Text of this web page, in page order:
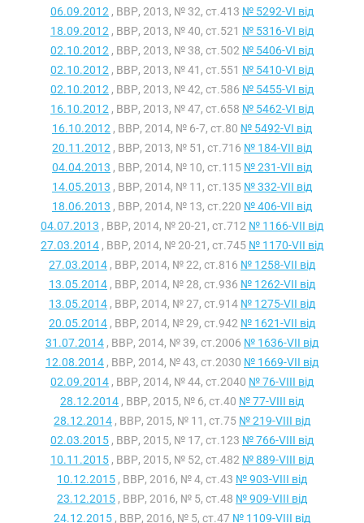
06.09.2012 , ВВР, 2013, № 32, ст.413 № 5292-VI від
18.09.2012 , ВВР, 2013, № 40, ст.521 № 5316-VI від
02.10.2012 , ВВР, 2013, № 38, ст.502 № 5406-VI від
02.10.2012 , ВВР, 2013, № 41, ст.551 № 5410-VI від
02.10.2012 , ВВР, 2013, № 42, ст.586 № 5455-VI від
16.10.2012 , ВВР, 2013, № 47, ст.658 № 5462-VI від
16.10.2012 , ВВР, 2014, № 6-7, ст.80 № 5492-VI від
20.11.2012 , ВВР, 2013, № 51, ст.716 № 184-VII від
04.04.2013 , ВВР, 2014, № 10, ст.115 № 231-VII від
14.05.2013 , ВВР, 2014, № 11, ст.135 № 332-VII від
18.06.2013 , ВВР, 2014, № 13, ст.220 № 406-VII від
04.07.2013 , ВВР, 2014, № 20-21, ст.712 № 1166-VII від
27.03.2014 , ВВР, 2014, № 20-21, ст.745 № 1170-VII від
27.03.2014 , ВВР, 2014, № 22, ст.816 № 1258-VII від
13.05.2014 , ВВР, 2014, № 28, ст.936 № 1262-VII від
13.05.2014 , ВВР, 2014, № 27, ст.914 № 1275-VII від
20.05.2014 , ВВР, 2014, № 29, ст.942 № 1621-VII від
31.07.2014 , ВВР, 2014, № 39, ст.2006 № 1636-VII від
12.08.2014 , ВВР, 2014, № 43, ст.2030 № 1669-VII від
02.09.2014 , ВВР, 2014, № 44, ст.2040 № 76-VIII від
28.12.2014 , ВВР, 2015, № 6, ст.40 № 77-VIII від
28.12.2014 , ВВР, 2015, № 11, ст.75 № 219-VIII від
02.03.2015 , ВВР, 2015, № 17, ст.123 № 766-VIII від
10.11.2015 , ВВР, 2015, № 52, ст.482 № 889-VIII від
10.12.2015 , ВВР, 2016, № 4, ст.43 № 903-VIII від
23.12.2015 , ВВР, 2016, № 5, ст.48 № 909-VIII від
24.12.2015 , ВВР, 2016, № 5, ст.47 № 1109-VIII від